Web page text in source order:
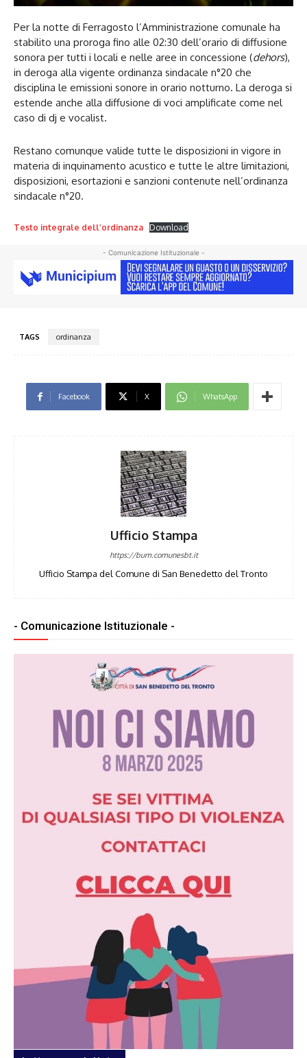
Per la notte di Ferragosto l’Amministrazione comunale ha
stabilito una proroga fino alle 02:30 dell’orario di diffusione
sonora per tutti i locali e nelle aree in concessione (dehors),
in deroga alla vigente ordinanza sindacale n°20 che
disciplina le emissioni sonore in orario notturno. La deroga si
estende anche alla diffusione di voci amplificate come nel
caso di dj e vocalist.
Restano comunque valide tutte le disposizioni in vigore in
materia di inquinamento acustico e tutte le altre limitazioni,
disposizioni, esortazioni e sanzioni contenute nell’ordinanza
sindacale n°20.
Testo integrale dell’ordinanza Download
- Comunicazione Istituzionale -
TAGS ordinanza
Facebook X WhatsApp
Ufficio Stampa
https://bum.comunesbt.it
Ufficio Stampa del Comune di San Benedetto del Tronto
- Comunicazione Istituzionale -